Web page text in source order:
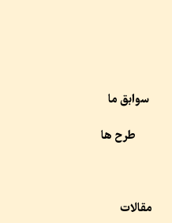
سوابق ما
طرح ها
مقالات